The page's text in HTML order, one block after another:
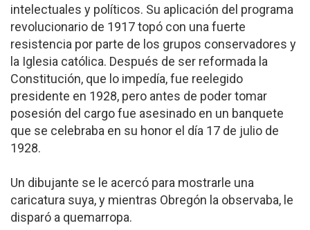
intelectuales y políticos. Su aplicación del programa
revolucionario de 1917 topó con una fuerte
resistencia por parte de los grupos conservadores y
la Iglesia católica. Después de ser reformada la
Constitución, que lo impedía, fue reelegido
presidente en 1928, pero antes de poder tomar
posesión del cargo fue asesinado en un banquete
que se celebraba en su honor el día 17 de julio de
1928.
Un dibujante se le acercó para mostrarle una
caricatura suya, y mientras Obregón la observaba, le
disparó a quemarropa.